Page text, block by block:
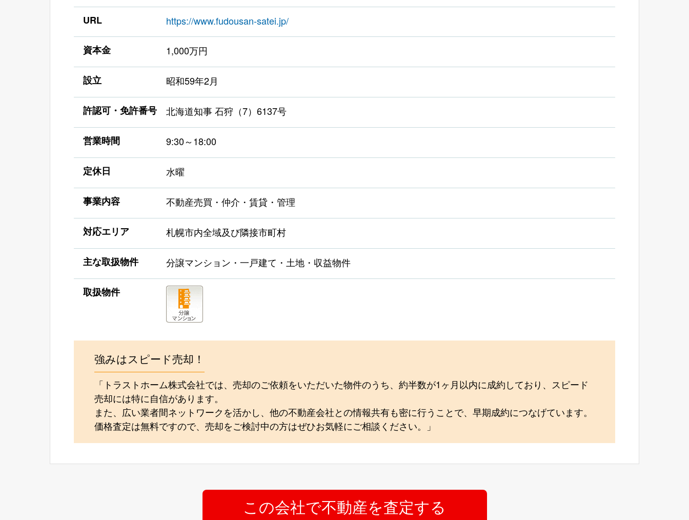
URL https://www.fudousan-satei.jp/
資本金 1,000万円
設立 昭和59年2月
許認可・免許番号 北海道知事 石狩（7）6137号
営業時間 9:30～18:00
定休日 水曜
事業内容 不動産売買・仲介・賃貸・管理
対応エリア 札幌市内全域及び隣接市町村
主な取扱物件 分譲マンション・一戸建て・土地・収益物件
取扱物件
強みはスピード売却！
「トラストホーム株式会社では、売却のご依頼をいただいた物件のうち、約半数が1ヶ月以内に成約しており、スピード
売却には特に自信があります。
また、広い業者間ネットワークを活かし、他の不動産会社との情報共有も密に行うことで、早期成約につなげています。
価格査定は無料ですので、売却をご検討中の方はぜひお気軽にご相談ください。」